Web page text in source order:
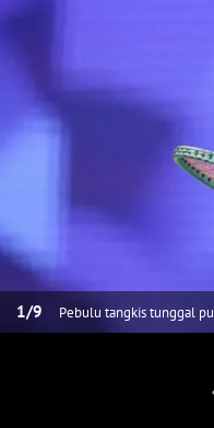
1/9
Pebulu tangkis tunggal
kepada unggulan
Minggu (4/8/2024). Usai